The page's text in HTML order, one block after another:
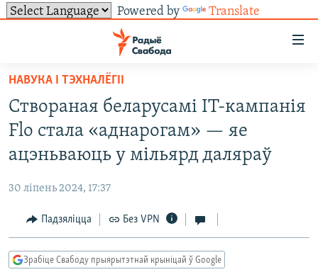
Powered by Translate
ўнівэрсальнага
доступу
Перайсьці
да
галоўнага
зьместу
да
навігацыі
Перайсьці
да
УСЕ НАВІНЫ
ЭКАНОМІКА
ТОЛЬКІ НА СВАБОДЗЕ
ГІСТОРЫЯ НА СВАБОДЗЕ
ПАДКАСТЫ
ПАДЗЯЛІЦЦА ІНФАРМАЦЫЯЙ
ПАДКАСТЫ
НАВУКА І ТЭХНАЛЁГІІ
Створаная беларусамі IT-кампанія
Flo стала «аднарогам» — яе
ацэньваюць у мільярд даляраў
30 ліпень 2024, 17:37
Падзяліцца Без VPN
Зрабіце Свабоду прыярытэтнай крыніцай ў Google